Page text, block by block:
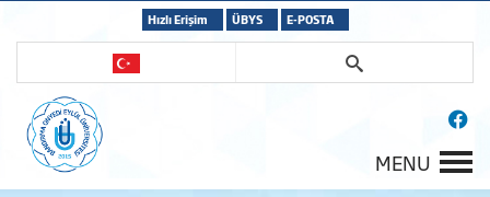
Hızlı Erişim ÜBYS E-POSTA
MENU